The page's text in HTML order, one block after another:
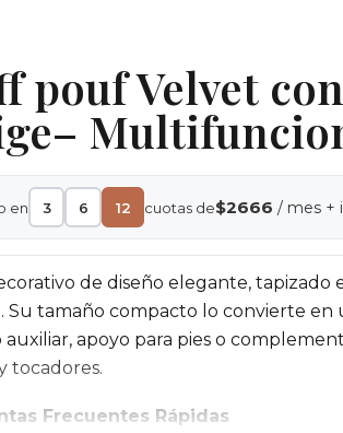
pouf Velvet
en 3 6 12 cuotas de$2666 / mes +
de diseño elegante, tapizado
Su tamaño compacto lo convierte
auxiliar, apoyo para pies o
tocadores.
Frecuentes Rápidas